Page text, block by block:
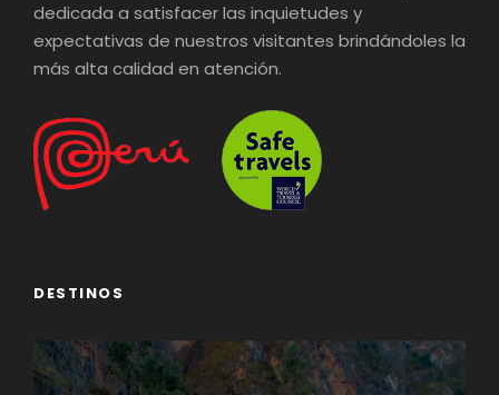
dedicada a satisfacer las inquietudes y
expectativas de nuestros visitantes brindándoles la
más alta calidad en atención.
DESTINOS